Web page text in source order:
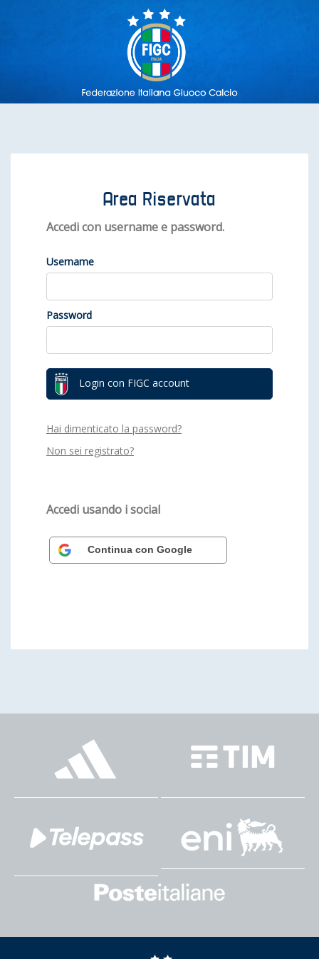
Area Riservata
Accedi con username e password.
Username
Password
Login con FIGC account
Hai dimenticato la password?
Non sei registrato?
Accedi usando i social
Continua con Google